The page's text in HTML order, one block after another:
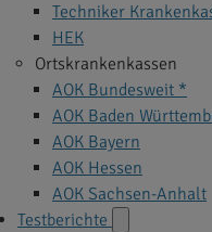
Techniker
HEK
Ortskrankenkassen
AOK Bundesweit *
AOK Baden
AOK Bayern
AOK Hessen
AOK Sachsen-Anhalt
Testberichte